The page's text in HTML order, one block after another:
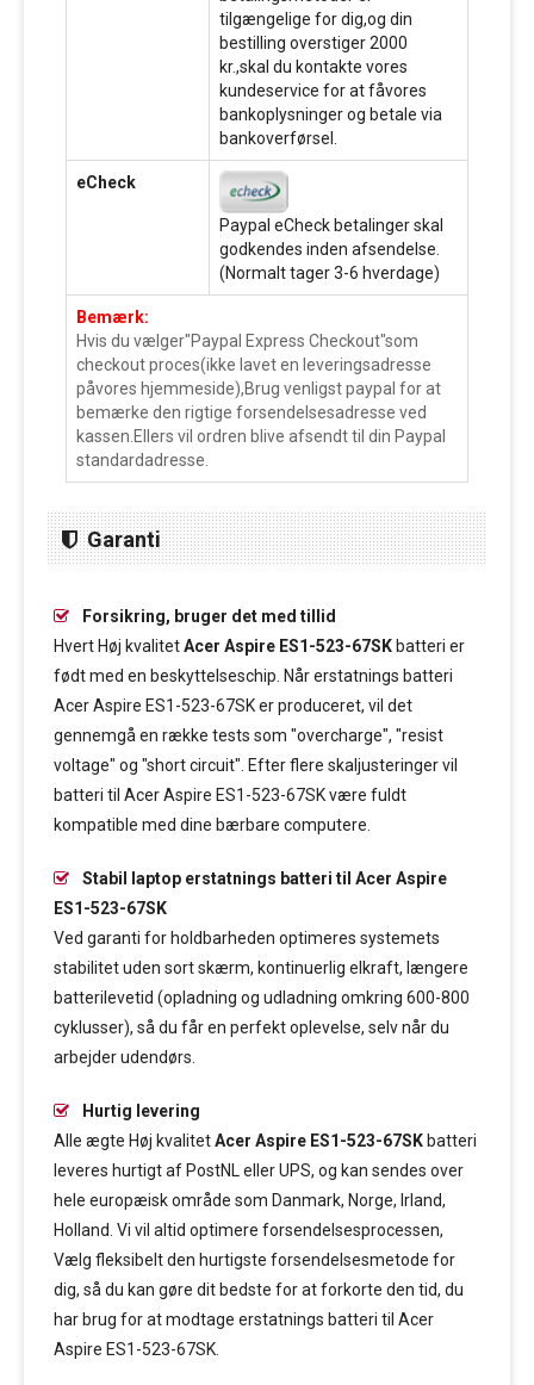
tilgængelige for dig,og din
bestilling overstiger 2000
kr.,skal du kontakte vores
kundeservice for at fåvores
bankoplysninger og betale via
bankoverførsel.
eCheck
Paypal eCheck betalinger skal
godkendes inden afsendelse.
(Normalt tager 3-6 hverdage)
Bemærk:
Hvis du vælger"Paypal Express Checkout"som
checkout proces(ikke lavet en leveringsadresse
påvores hjemmeside),Brug venligst paypal for at
bemærke den rigtige forsendelsesadresse ved
kassen.Ellers vil ordren blive afsendt til din Paypal
standardadresse.
Garanti
Forsikring, bruger det med tillid
Hvert Høj kvalitetAcer Aspire ES1-523-67SK batteri er
født med en beskyttelseschip. Når erstatnings batteri
Acer Aspire ES1-523-67SK er produceret, vil det
gennemgå en række tests som "overcharge", "resist
voltage" og "short circuit". Efter flere skaljusteringer vil
batteri til Acer Aspire ES1-523-67SK være fuldt
kompatible med dine bærbare computere.
Stabil laptop erstatnings batteri til Acer Aspire
ES1-523-67SK
Ved garanti for holdbarheden optimeres systemets
stabilitet uden sort skærm, kontinuerlig elkraft, længere
batterilevetid (opladning og udladning omkring 600-800
cyklusser), så du får en perfekt oplevelse, selv når du
arbejder udendørs.
Hurtig levering
Alle ægte Høj kvalitetAcer Aspire ES1-523-67SK batteri
leveres hurtigt af PostNL eller UPS, og kan sendes over
hele europæisk område som Danmark, Norge, Irland,
Holland. Vi vil altid optimere forsendelsesprocessen,
Vælg fleksibelt den hurtigste forsendelsesmetode for
dig, så du kan gøre dit bedste for at forkorte den tid, du
har brug for at modtage erstatnings batteri til Acer
Aspire ES1-523-67SK.